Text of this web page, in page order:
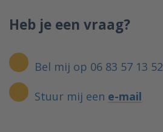
Heb je een vraag?
Bel mij op 06 83 57 13 52
Stuur mij een e-mail